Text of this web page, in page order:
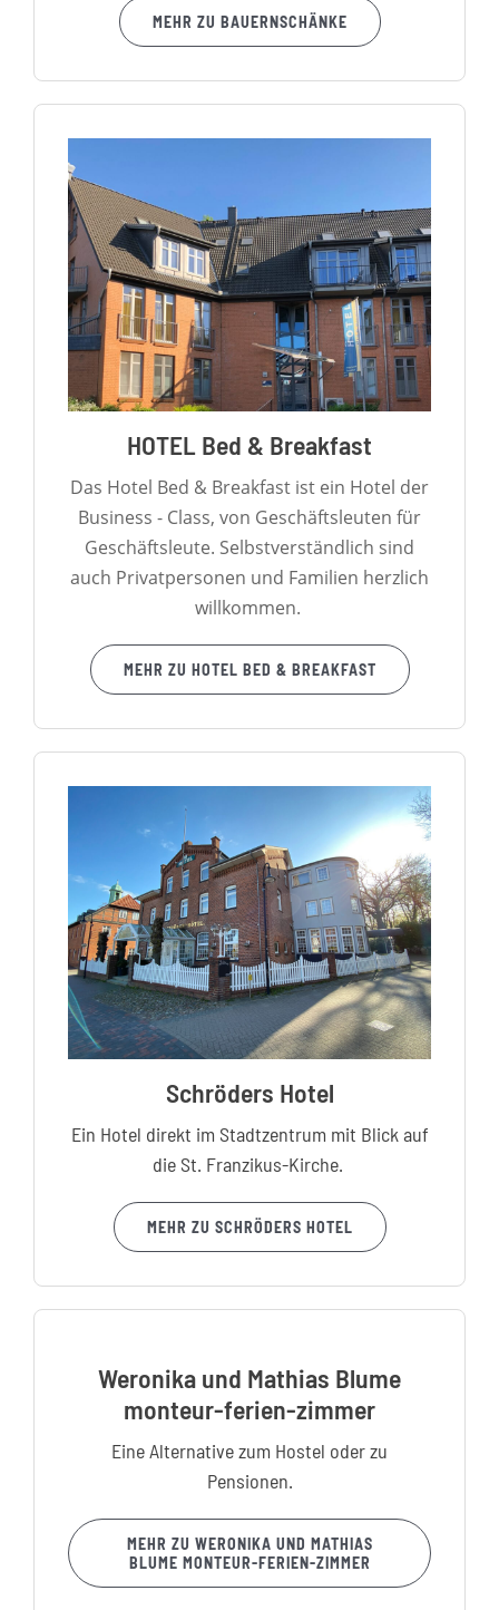
MEHR ZU BAUERNSCHÄNKE
HOTEL Bed & Breakfast
Das Hotel Bed & Breakfast ist ein Hotel der
Business - Class, von Geschäftsleuten für
Geschäftsleute. Selbstverständlich sind
auch Privatpersonen und Familien herzlich
willkommen.
MEHR ZU HOTEL BED & BREAKFAST
Schröders Hotel
Ein Hotel direkt im Stadtzentrum mit Blick auf
die St. Franzikus-Kirche.
MEHR ZU SCHRÖDERS HOTEL
Weronika und Mathias Blume
monteur-ferien-zimmer
Eine Alternative zum Hostel oder zu
Pensionen.
MEHR ZU WERONIKA UND MATHIAS
BLUME MONTEUR-FERIEN-ZIMMER